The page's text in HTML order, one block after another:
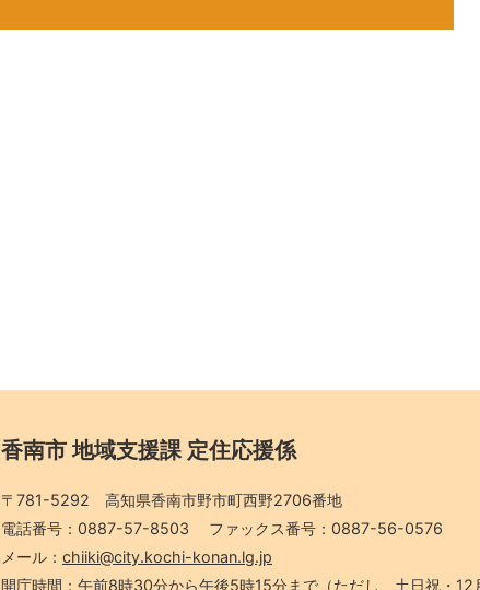
香南市 地域支援課 定住応援係
〒781-5292 高知県香南市野市町西野2706番地
電話番号：0887-57-8503
ファックス番号：0887-56-0576
メール： chiiki@city.kochi-konan.lg.jp
開庁時間：午前8時30分から午後5時15分まで （ただし、土日祝・